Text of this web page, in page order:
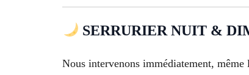
SERRURIER NUIT &
Nous intervenons immédiatement,